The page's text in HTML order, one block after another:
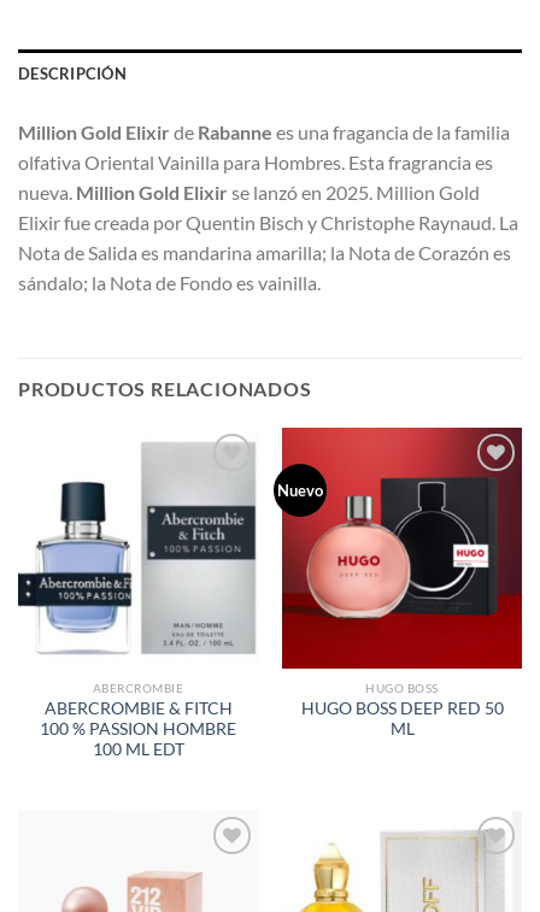
DESCRIPCIÓN
Million Gold Elixir de Rabanne es una fragancia de la familia
olfativa Oriental Vainilla para Hombres. Esta fragrancia es
nueva. Million Gold Elixir se lanzó en 2025. Million Gold
Elixir fue creada por Quentin Bisch y Christophe Raynaud. La
Nota de Salida es mandarina amarilla; la Nota de Corazón es
sándalo; la Nota de Fondo es vainilla.
PRODUCTOS RELACIONADOS
A LA
LISTA
DE
ABERCROMBIE
ABERCROMBIE & FITCH
100 % PASSION HOMBRE
100 ML EDT
Nuevo
A LA
LISTA
DE
DESEOS
HUGO BOSS
HUGO BOSS DEEP RED 50
ML
AÑADIR